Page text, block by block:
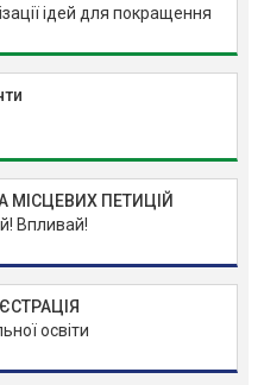
ідей для покращення
ПЕТИЦІЙ
Впливай!
освіти